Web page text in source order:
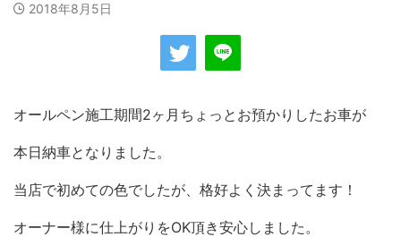
2018年8月5日
オールペン施工期間2ヶ月ちょっとお預かりしたお車が
本日納車となりました。
当店で初めての色でしたが、格好よく決まってます！
オーナー様に仕上がりをOK頂き安心しました。